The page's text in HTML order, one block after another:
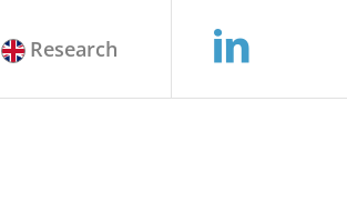
Research